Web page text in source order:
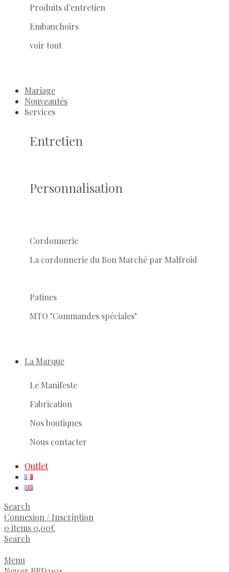
Produits d'entretien
Embauchoirs
voir tout
Mariage
Nouveautés
Services
Entretien
Personnalisation
Cordonnerie
La cordonnerie du Bon Marché par Malfroid
Patines
MTO "Commandes spéciales"
La Marque
Le Manifeste
Fabrication
Nos boutiques
Nous contacter
Outlet
Search
Connexion / Inscription
0 items 0,00€
Search
Menu